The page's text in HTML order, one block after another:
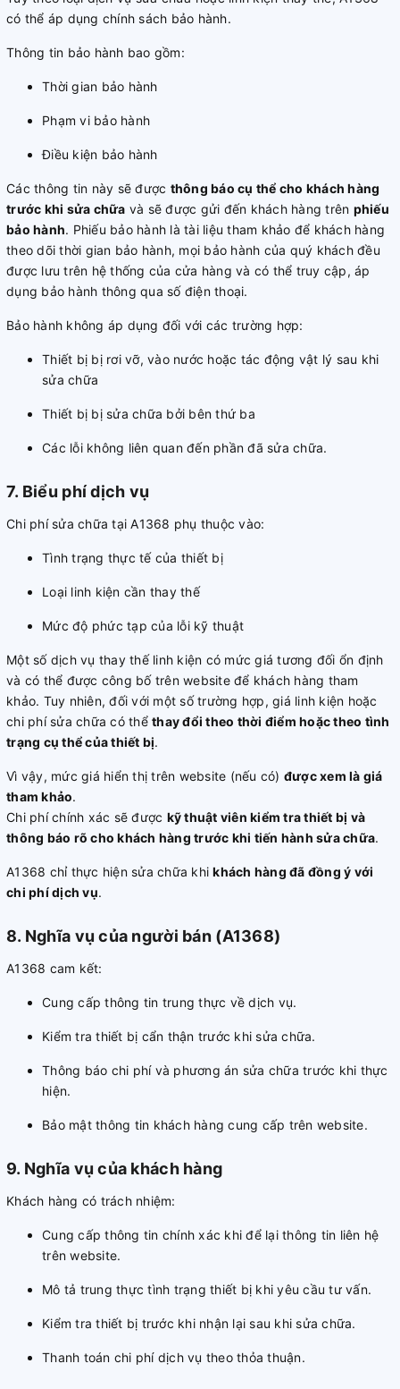
có thể áp dụng chính sách bảo hành.
Thông tin bảo hành bao gồm:
Thời gian bảo hành
Phạm vi bảo hành
Điều kiện bảo hành
Các thông tin này sẽ được thông báo cụ thể cho khách hàng
trước khi sửa chữa và sẽ được gửi đến khách hàng trên phiếu
bảo hành. Phiếu bảo hành là tài liệu tham khảo để khách hàng
theo dõi thời gian bảo hành, mọi bảo hành của quý khách đều
được lưu trên hệ thống của cửa hàng và có thể truy cập, áp
dụng bảo hành thông qua số điện thoại.
Bảo hành không áp dụng đối với các trường hợp:
Thiết bị bị rơi vỡ, vào nước hoặc tác động vật lý sau khi
sửa chữa
Thiết bị bị sửa chữa bởi bên thứ ba
Các lỗi không liên quan đến phần đã sửa chữa.
7. Biểu phí dịch vụ
Chi phí sửa chữa tại A1368 phụ thuộc vào:
Tình trạng thực tế của thiết bị
Loại linh kiện cần thay thế
Mức độ phức tạp của lỗi kỹ thuật
Một số dịch vụ thay thế linh kiện có mức giá tương đối ổn định
và có thể được công bố trên website để khách hàng tham
khảo. Tuy nhiên, đối với một số trường hợp, giá linh kiện hoặc
chi phí sửa chữa có thể thay đổi theo thời điểm hoặc theo tình
trạng cụ thể của thiết bị.
Vì vậy, mức giá hiển thị trên website (nếu có) được xem là giá
tham khảo.
Chi phí chính xác sẽ được kỹ thuật viên kiểm tra thiết bị và
thông báo rõ cho khách hàng trước khi tiến hành sửa chữa.
A1368 chỉ thực hiện sửa chữa khikhách hàng đã đồng ý với
chi phí dịch vụ.
8. Nghĩa vụ của người bán (A1368)
A1368 cam kết:
Cung cấp thông tin trung thực về dịch vụ.
Kiểm tra thiết bị cẩn thận trước khi sửa chữa.
Thông báo chi phí và phương án sửa chữa trước khi thực
hiện.
Bảo mật thông tin khách hàng cung cấp trên website.
9. Nghĩa vụ của khách hàng
Khách hàng có trách nhiệm:
Cung cấp thông tin chính xác khi để lại thông tin liên hệ
trên website.
Mô tả trung thực tình trạng thiết bị khi yêu cầu tư vấn.
Kiểm tra thiết bị trước khi nhận lại sau khi sửa chữa.
Thanh toán chi phí dịch vụ theo thỏa thuận.